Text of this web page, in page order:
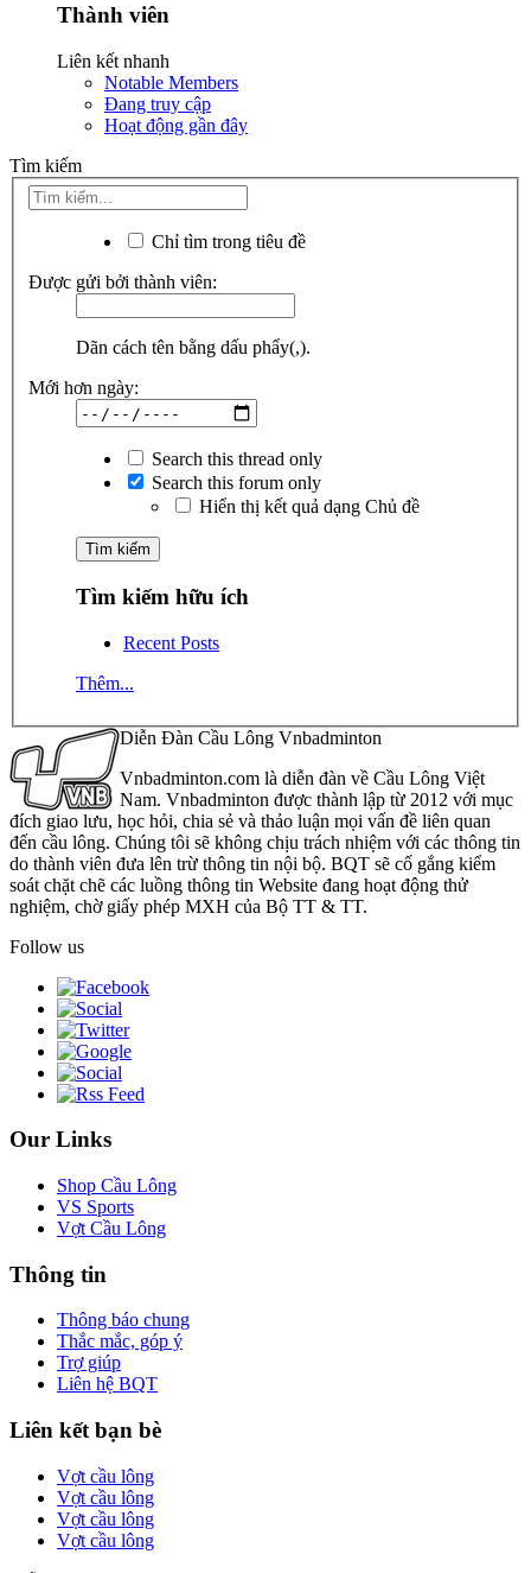
Thành viên
Liên kết nhanh
Notable Members
Đang truy cập
Hoạt động gần đây
Tìm kiếm
Chỉ tìm trong tiêu đề
Được gửi bởi thành viên:
Dãn cách tên bằng dấu phẩy(,).
Mới hơn ngày:
Search this thread only
Search this forum only
Hiển thị kết quả dạng Chủ đề
Tìm kiếm hữu ích
Recent Posts
Thêm...
Diễn Đàn Cầu Lông Vnbadminton
Vnbadminton.com là diễn đàn về Cầu Lông Việt
Nam. Vnbadminton được thành lập từ 2012 với mục
đích giao lưu, học hỏi, chia sẻ và thảo luận mọi vấn đề liên quan
đến cầu lông. Chúng tôi sẽ không chịu trách nhiệm với các thông tin
do thành viên đưa lên trừ thông tin nội bộ. BQT sẽ cố gắng kiểm
soát chặt chẽ các luồng thông tin Website đang hoạt động thử
nghiệm, chờ giấy phép MXH của Bộ TT & TT.
Follow us
Our Links
Shop Cầu Lông
VS Sports
Vợt Cầu Lông
Thông tin
Thông báo chung
Thắc mắc, góp ý
Trợ giúp
Liên hệ BQT
Liên kết bạn bè
Vợt cầu lông
Vợt cầu lông
Vợt cầu lông
Vợt cầu lông